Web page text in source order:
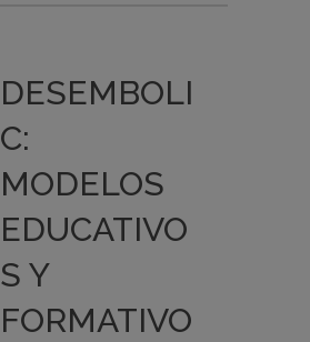
DESEMBOLI
C:
MODELOS
EDUCATIVO
S Y
FORMATIVO